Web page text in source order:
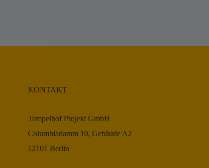
KONTAKT
Tempelhof Projekt GmbH
Columbiadamm 10, Gebäude A2
12101 Berlin